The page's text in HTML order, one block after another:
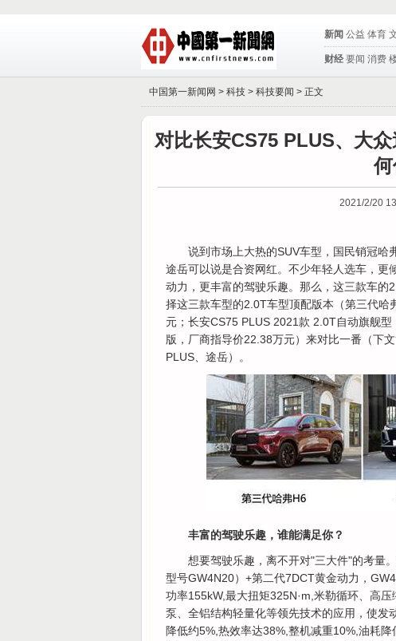
新闻 公益 体育
财经 要闻 消费
中国第一新闻网 > 科技 > 科技要闻 > 正文
对比长安CS75 PLUS、大
何
2021/2/20
说到市场上大热的SUV车型，国民销冠哈
途岳可以说是合资网红。不少年轻人选车，
动力，更丰富的驾驶乐趣。那么，这三款车
择这三款车型的2.0T车型顶配版本（第三代
元；长安CS75 PLUS 2021款 2.0T自动旗舰
版，厂商指导价22.38万元）来对比一番（下
PLUS、途岳）。
丰富的驾驶乐趣，谁能满足你？
想要驾驶乐趣，离不开对"三大件"的考量
型号GW4N20）+第二代7DCT黄金动力，
功率155kW,最大扭矩325N·m,米勒循环、高
泵、全铝结构轻量化等领先技术的应用，使
降低约5%,热效率达38%,整机减重10%,油耗